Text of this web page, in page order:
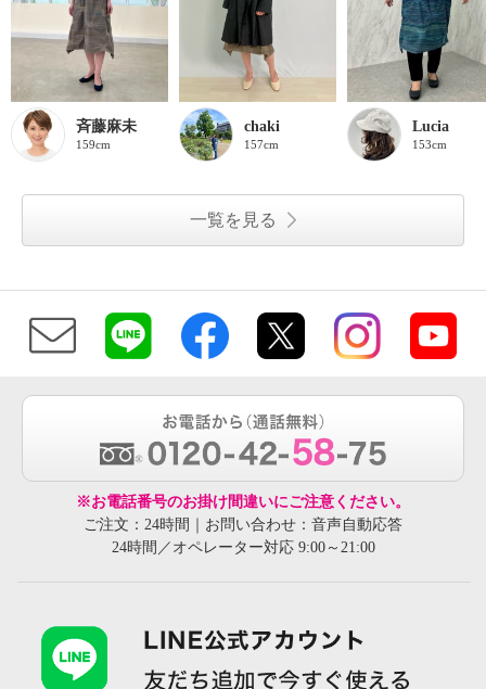
斉藤麻未
159cm
chaki
157cm
Lucia
153cm
一覧を見る
※お電話番号のお掛け間違いにご注意ください。
ご注文：24時間｜お問い合わせ：音声自動応答
24時間／オペレーター対応 9:00～21:00